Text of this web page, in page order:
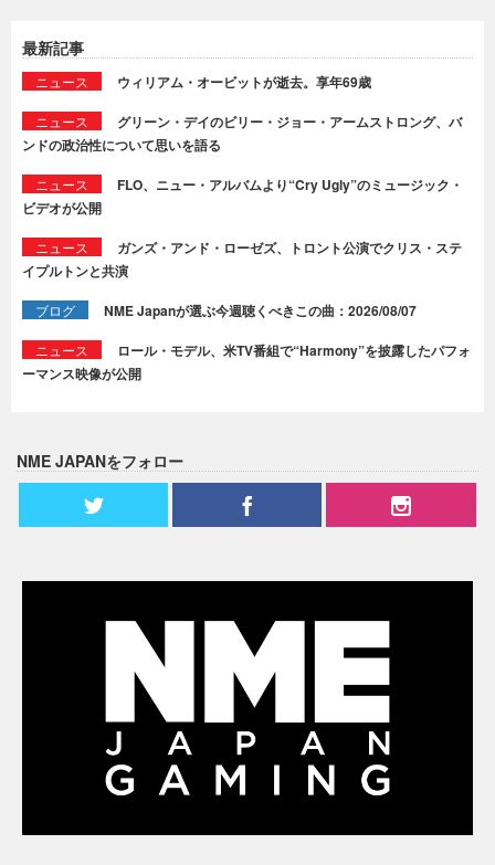
最新記事
ニュース ウィリアム・オービットが逝去。享年69歳
ニュース
グリーン・デイのビリー・ジョー・アームストロング、バ
ンドの政治性について思いを語る
ニュース
FLO、ニュー・アルバムより“Cry Ugly”のミュージック・
ビデオが公開
ニュース
ガンズ・アンド・ローゼズ、トロント公演でクリス・ステ
イプルトンと共演
ブログ NME Japanが選ぶ今週聴くべきこの曲：2026/08/07
ニュース
ロール・モデル、米TV番組で“Harmony”を披露したパフォ
ーマンス映像が公開
NME JAPANをフォロー